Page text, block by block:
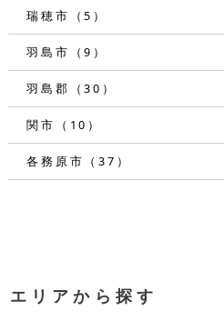
瑞穂市（5）
羽島市（9）
羽島郡（30）
関市（10）
各務原市（37）
エリアから探す